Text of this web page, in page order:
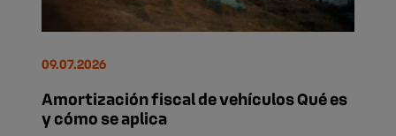
Amortización fiscal de vehículos Qué es
y cómo se aplica
09.07.2026